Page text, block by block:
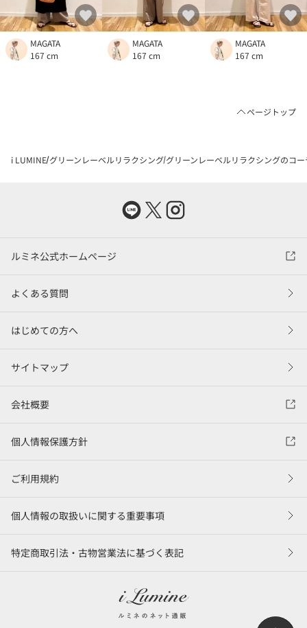
MAGATA
167 cm
MAGATA
167 cm
MAGATA
167 cm
ページトップ
i LUMINE グリーンレーベルリラクシング グリーンレーベルリラクシングのコ
ルミネ公式ホームページ
よくある質問
はじめての方へ
サイトマップ
会社概要
個人情報保護方針
ご利用規約
個人情報の取扱いに関する重要事項
特定商取引法・古物営業法に基づく表記